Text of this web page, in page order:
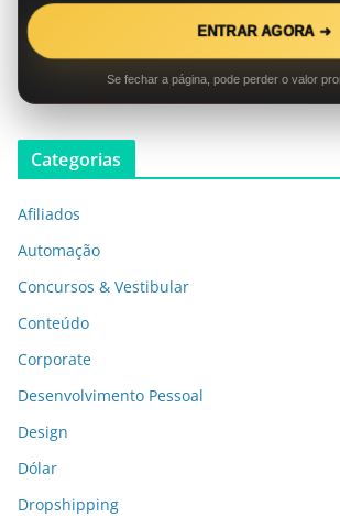
ENTRAR AGORA ➜
Se fechar a página, pode perder o valor
Categorias
Afiliados
Automação
Concursos & Vestibular
Conteúdo
Corporate
Desenvolvimento Pessoal
Design
Dólar
Dropshipping